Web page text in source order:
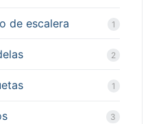
de escalera 1
2
1
3